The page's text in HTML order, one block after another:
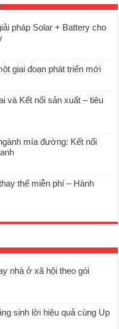
pháp Solar + Battery cho
giai đoạn phát triển mới
và Kết nối sản xuất – tiêu
mía đường: Kết nối
thế miễn phí – Hành
nhà ở xã hội theo gói
sinh lời hiệu quả cùng Up